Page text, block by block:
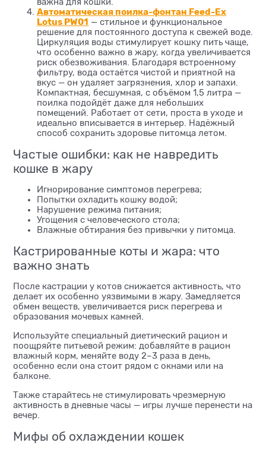
Автоматическая поилка-фонтан Feed-Ex
Lotus PW01 — стильное и функциональное
решение для постоянного доступа к свежей воде.
Циркуляция воды стимулирует кошку пить чаще,
что особенно важно в жару, когда увеличивается
риск обезвоживания. Благодаря встроенному
фильтру, вода остаётся чистой и приятной на
вкус — он удаляет загрязнения, хлор и запахи.
Компактная, бесшумная, с объёмом 1,5 литра —
поилка подойдёт даже для небольших
помещений. Работает от сети, проста в уходе и
идеально вписывается в интерьер. Надёжный
способ сохранить здоровье питомца летом.
Частые ошибки: как не навредить
кошке в жару
Игнорирование симптомов перегрева;
Попытки охладить кошку водой;
Нарушение режима питания;
Угощения с человеческого стола;
Влажные обтирания без привычки у питомца.
Кастрированные коты и жара: что
важно знать
После кастрации у котов снижается активность, что
делает их особенно уязвимыми в жару. Замедляется
обмен веществ, увеличивается риск перегрева и
образования мочевых камней.
Используйте специальный диетический рацион и
поощряйте питьевой режим: добавляйте в рацион
влажный корм, меняйте воду 2–3 раза в день,
особенно если она стоит рядом с окнами или на
балконе.
Также старайтесь не стимулировать чрезмерную
активность в дневные часы — игры лучше перенести на
вечер.
Мифы об охлаждении кошек